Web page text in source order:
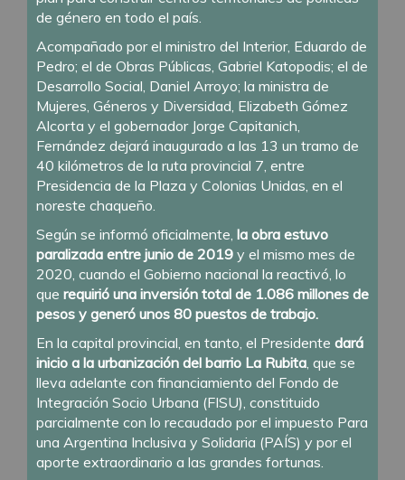
de género en todo el país.
Acompañado por el ministro del Interior, Eduardo de
Pedro; el de Obras Públicas, Gabriel Katopodis; el de
Desarrollo Social, Daniel Arroyo; la ministra de
Mujeres, Géneros y Diversidad, Elizabeth Gómez
Alcorta y el gobernador Jorge Capitanich,
Fernández dejará inaugurado a las 13 un tramo de
40 kilómetros de la ruta provincial 7, entre
Presidencia de la Plaza y Colonias Unidas, en el
noreste chaqueño.
Según se informó oficialmente, la obra estuvo
paralizada entre junio de 2019 y el mismo mes de
2020, cuando el Gobierno nacional la reactivó, lo
que requirió una inversión total de 1.086 millones de
pesos y generó unos 80 puestos de trabajo.
En la capital provincial, en tanto, el Presidente dará
inicio a la urbanización del barrio La Rubita , que se
lleva adelante con financiamiento del Fondo de
Integración Socio Urbana (FISU), constituido
parcialmente con lo recaudado por el impuesto Para
una Argentina Inclusiva y Solidaria (PAÍS) y por el
aporte extraordinario a las grandes fortunas.